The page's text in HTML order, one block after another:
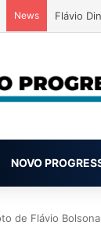
News Flávio
NOVO
de Flávio